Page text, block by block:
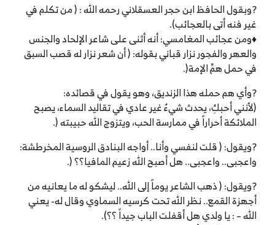
?وبقول الحافظ ابن حجر العسقلاني رحمه الله : ( من تكلم في
غير فنه أتى بالعجائب).
♦ومن عجائب المغامسي: أنه أثنى على شاعر الإلحاد والجنس
والعهر والفجور نزار قباني بقوله: ( أن شعر نزار له قصب السبق
في حمل همِّ الإمة(.
?وأي هم حمله هذا الزنديق، وهو يقول في قصائده:
(لأنني أحبكِ، يحدث شيءٌ غير عادي في تقاليد السماء، يصبح
الملائكة أحراراً في ممارسة الحب، ويتزوج الله حبيبته (.
?ويقول: ( قلت لنفسي وأنا.. أواجه البنادق الروسية المخرطشة:
واعجبى.. واعجبى.. هل أصبح الله زعيم المافيا؟؟ (.
?ويقول: ( ذهب الشاعر يوماً إلى الله.. ليشكو له ما يعانيه من
أجهزة القمع.. نظر الله تحت كرسيه السماوي وقال له- يعني
الله – : يا ولدي هل أقفلت الباب جيداً ؟؟).